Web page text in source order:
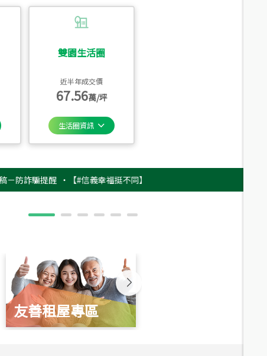
雙園生活圈
近半年成交價
67.56萬/坪
生活圈資訊
騙提醒 ‧【#信義幸福挺不同】用實力，讓升職免抽號碼牌！最新雇主
友善租屋專區